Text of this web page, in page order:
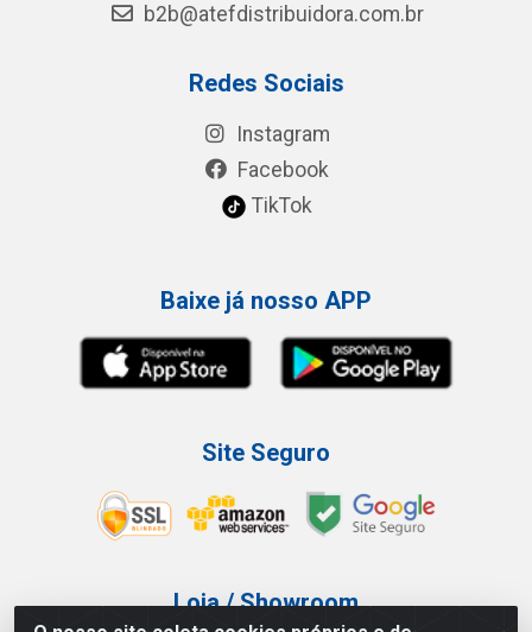
b2b@atefdistribuidora.com.br
Redes Sociais
Instagram
Facebook
TikTok
Baixe já nosso APP
Site Seguro
Loja / Showroom